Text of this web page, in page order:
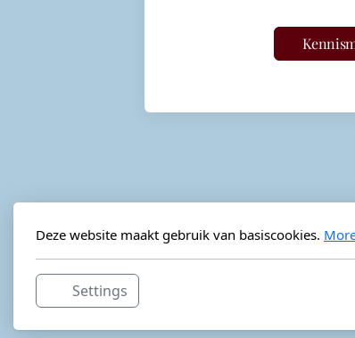
Deze website maakt gebruik van basiscookies.
Settings